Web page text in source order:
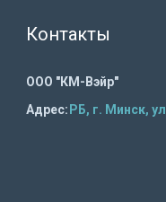
Контакты
ООО "КМ-Вэйр"
Адрес: РБ, г. Минск,